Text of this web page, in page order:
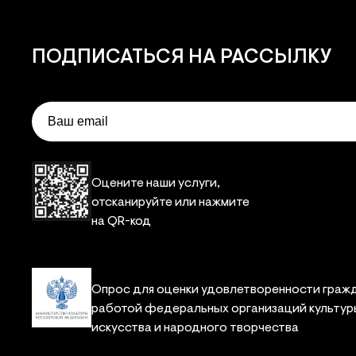
ПОДПИСАТЬСЯ НА РАССЫЛКУ
Email
Оцените наши услуги,
отсканируйте или нажмите
на QR-код
Опрос для оценки удовлетворенности
работой федеральных организаций
искусства и народного творчества